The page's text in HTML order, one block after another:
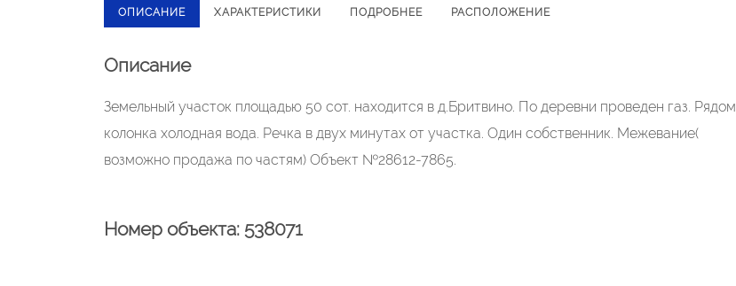
ОПИСАНИЕ ХАРАКТЕРИСТИКИ ПОДРОБНЕЕ РАСПОЛОЖЕНИЕ
Описание
Земельный участок площадью 50 сот. находится в д.Бритвино. По деревни проведен газ. Рядом
колонка холодная вода. Речка в двух минутах от участка. Один собственник. Межевание(
возможно продажа по частям) Объект №28612-7865.
Номер объекта: 538071